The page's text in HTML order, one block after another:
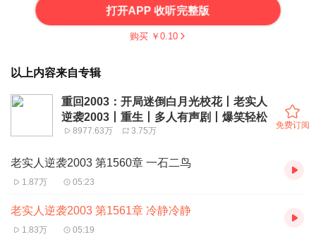
打开APP 收听完整版
购买 ￥ 0.10
以上内容来自专辑
重回2003：开局迷倒白月光校花丨老实人
逆袭2003丨重生丨多人有声剧丨爆笑轻松
8977.63万 3.75万
免费订阅
老实人逆袭2003 第1560章 一石二鸟
1.87万 05:23
老实人逆袭2003 第1561章 冷静冷静
1.83万 05:19